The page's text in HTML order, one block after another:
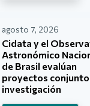
agosto 7, 2026
Cidata y el
Astronómico
de Brasil evalúan
proyectos
investigación